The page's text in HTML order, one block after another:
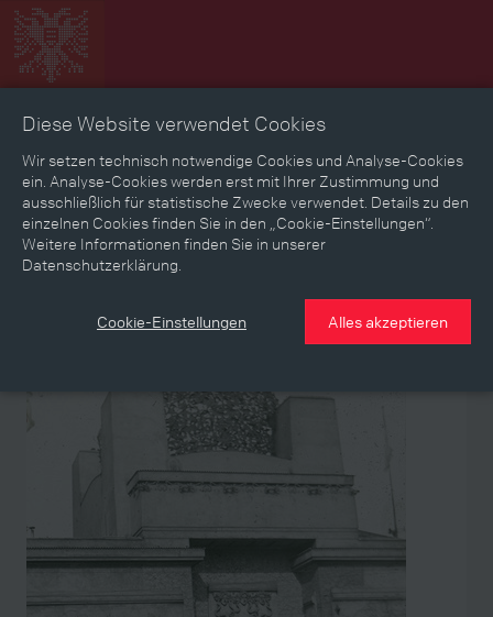
Zeitbild Zeitreise Landkarte Erinnerungen
Mediathek Textmodus
Themen Zeiträume Aspekte
Diese Website verwendet Cookies
Wir setzen technisch notwendige Cookies und Analyse-Cookies
ein. Analyse-Cookies werden erst mit Ihrer Zustimmung und
ausschließlich für statistische Zwecke verwendet. Details zu den
einzelnen Cookies finden Sie in den „Cookie-Einstellungen“.
Weitere Informationen finden Sie in unserer
Datenschutzerklärung.
Cookie-Einstellungen Alles akzeptieren